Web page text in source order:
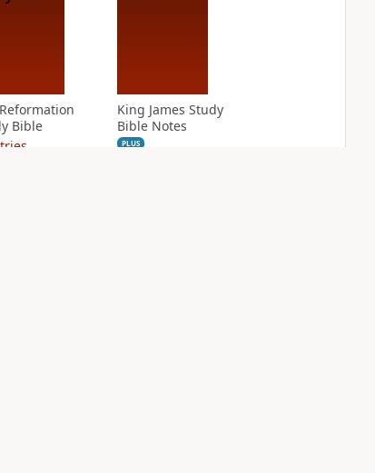
Reformation
Bible
King James Study
Bible Notes
PLUS